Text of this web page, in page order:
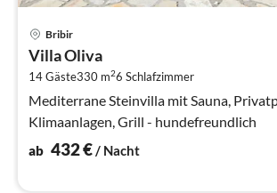
Bribir
Villa Oliva
14 Gäste330 m26 Schlafzimmer
Mediterrane Steinvilla mit Sauna,
Klimaanlagen, Grill - hundefreundlich
ab 432€/ Nacht